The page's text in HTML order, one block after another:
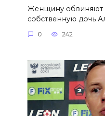
Женщину обвиняют
собственную дочь
0 242